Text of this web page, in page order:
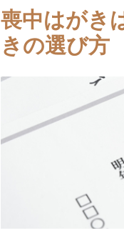
喪中はがき
きの選び方